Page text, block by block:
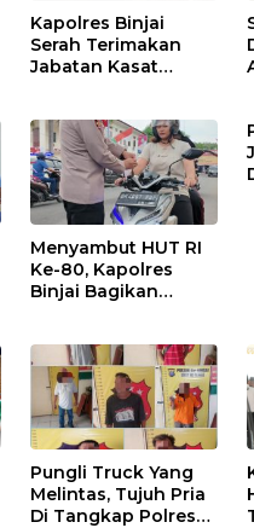
Kapolres Binjai
Serah Terimakan
Jabatan Kasat
Utara
Menyambut HUT RI
Ke-80, Kapolres
Binjai Bagikan
Pungli Truck Yang
Melintas, Tujuh Pria
Di Tangkap Polres